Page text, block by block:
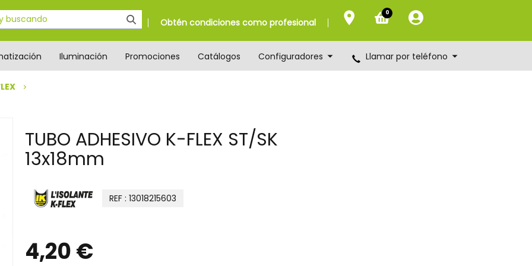
Obtén condiciones como profesional
0
Iluminación Promociones Catálogos Configuradores Llamar por teléfono
TUBO ADHESIVO K-FLEX ST/SK
13x18mm
REF : 13018215603
4,20 €